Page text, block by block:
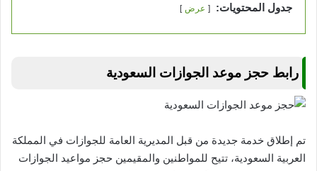
جدول المحتويات: عرض
رابط حجز موعد الجوازات السعودية
تم إطلاق خدمة جديدة من قبل المديرية العامة للجوازات في المملكة
العربية السعودية، تتيح للمواطنين والمقيمين حجز مواعيد الجوازات